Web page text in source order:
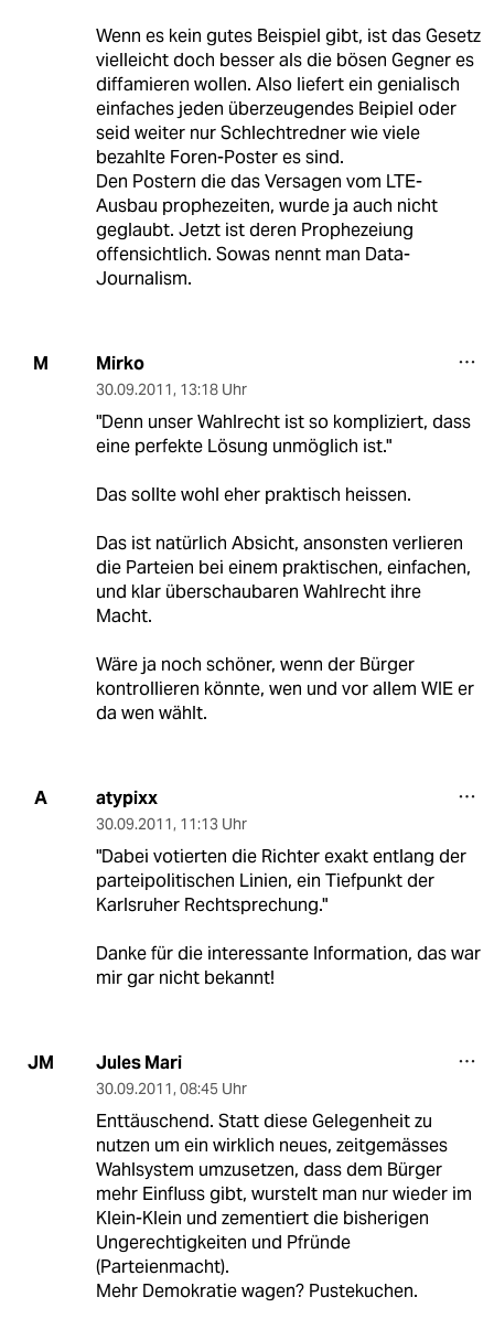
Wenn es kein gutes Beispiel gibt, ist das Gesetz
vielleicht doch besser als die bösen Gegner es
diffamieren wollen. Also liefert ein genialisch
einfaches jeden überzeugendes Beipiel oder
seid weiter nur Schlechtredner wie viele
bezahlte Foren-Poster es sind.
Den Postern die das Versagen vom LTE-
Ausbau prophezeiten, wurde ja auch nicht
geglaubt. Jetzt ist deren Prophezeiung
offensichtlich. Sowas nennt man Data-
Journalism.
M Mirko
30.09.2011, 13:18 Uhr
"Denn unser Wahlrecht ist so kompliziert, dass
eine perfekte Lösung unmöglich ist."
Das sollte wohl eher praktisch heissen.
Das ist natürlich Absicht, ansonsten verlieren
die Parteien bei einem praktischen, einfachen,
und klar überschaubaren Wahlrecht ihre
Macht.
Wäre ja noch schöner, wenn der Bürger
kontrollieren könnte, wen und vor allem WIE er
da wen wählt.
A atypixx
30.09.2011, 11:13 Uhr
"Dabei votierten die Richter exakt entlang der
parteipolitischen Linien, ein Tiefpunkt der
Karlsruher Rechtsprechung."
Danke für die interessante Information, das war
mir gar nicht bekannt!
JM Jules Mari
30.09.2011, 08:45 Uhr
Enttäuschend. Statt diese Gelegenheit zu
nutzen um ein wirklich neues, zeitgemässes
Wahlsystem umzusetzen, dass dem Bürger
mehr Einfluss gibt, wurstelt man nur wieder im
Klein-Klein und zementiert die bisherigen
Ungerechtigkeiten und Pfründe
(Parteienmacht).
Mehr Demokratie wagen? Pustekuchen.